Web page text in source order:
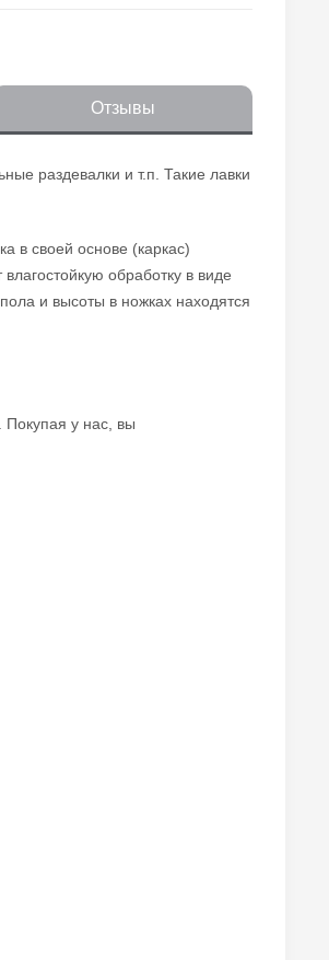
Отзывы
раздевалки и т.п. Такие лавки
в своей основе (каркас)
обработку в виде
и высоты в ножках находятся
Покупая у нас, вы